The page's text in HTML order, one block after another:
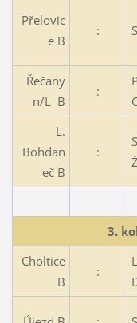
Přelovic
e B
:
Řečany
n/L B
:
L.
Bohdan
eč B
:
3.
Choltice
B
: